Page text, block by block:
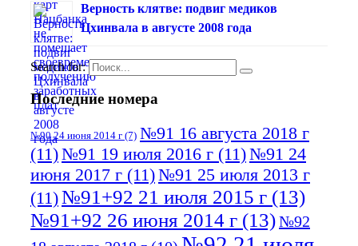
Верность клятве: подвиг медиков
Цхинвала в августе 2008 года
Search for:
Последние номера
№90 24 июня 2014 г (7) №91 16 августа 2018 г
(11)№91 19 июля 2016 г (11)№91 24
июня 2017 г (11)№91 25 июля 2013 г
(11)№91+92 21 июля 2015 г (13)
№91+92 26 июня 2014 г (13)№92